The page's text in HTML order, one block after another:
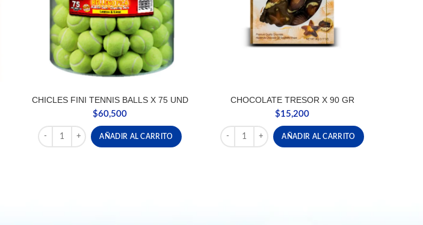
CHICLES FINI TENNIS BALLS X 75 UND
$60,500
CHICLES FINI TENNIS BALLS X 75 UND cantidad
AÑADIR AL CARRITO
CHOCOLATE TRESOR X 90 GR
$15,200
CHOCOLATE TRESOR X 90 GR cantidad
AÑADIR AL CARRITO